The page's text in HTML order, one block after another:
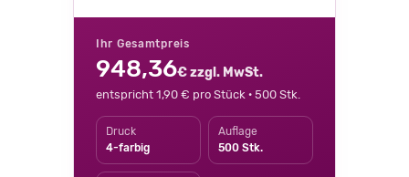
Ihr Gesamtpreis
948,36€ zzgl. MwSt.
entspricht 1,90 € pro Stück · 500 Stk.
Druck
4-farbig
Auflage
500 Stk.